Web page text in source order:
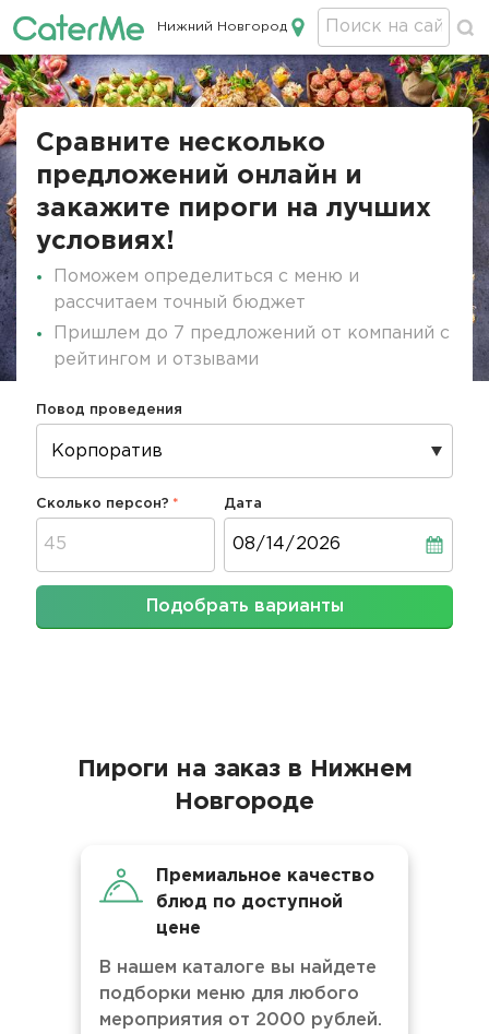
Кейтеринг в Нижнем Новгороде
Нижний Новгород
Строка
Сравните несколько
предложений онлайн и
закажите пироги на лучших
условиях!
Поможем определиться с меню и
рассчитаем точный бюджет
Пришлем до 7 предложений от компаний с
рейтингом и отзывами
Повод проведения
Сколько персон? Дата
Подобрать варианты
Пироги на заказ в Нижнем
Новгороде
Премиальное качество
блюд по доступной
цене
В нашем каталоге вы найдете
подборки меню для любого
мероприятия от 2000 рублей.